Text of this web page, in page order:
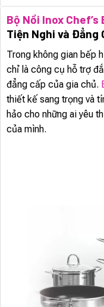
Bộ Nồi Inox Chef’s
Tiện Nghi và Đẳng
Trong không gian bếp
chỉ là công cụ hỗ trợ
đẳng cấp của gia chủ.
thiết kế sang trọng và
hảo cho những ai yêu
của mình.